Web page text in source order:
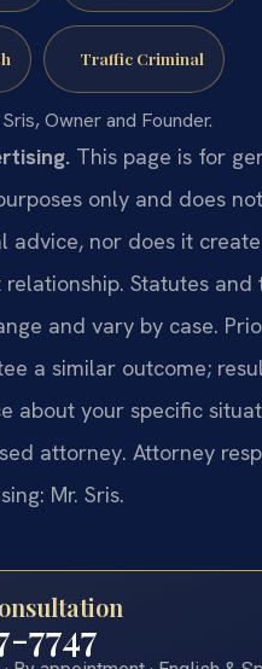
Traffic Criminal
Owner and Founder.
This page is for
only and does not
advice, nor does it
Statutes and
and vary by case.
a similar outcome;
about your specific
attorney. Attorney
Mr. Sris.
7747